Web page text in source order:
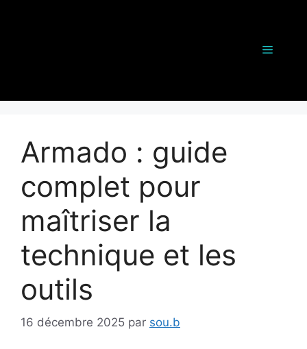
Menu
Armado : guide
complet pour
maîtriser la
technique et les
outils
16 décembre 2025 par sou.b